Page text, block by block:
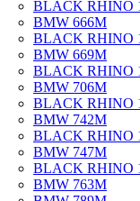
BLACK RHINO
BMW 666M
BLACK RHINO
BMW 669M
BLACK RHINO
BMW 706M
BLACK RHINO
BMW 742M
BLACK RHINO
BMW 747M
BLACK RHINO
BMW 763M